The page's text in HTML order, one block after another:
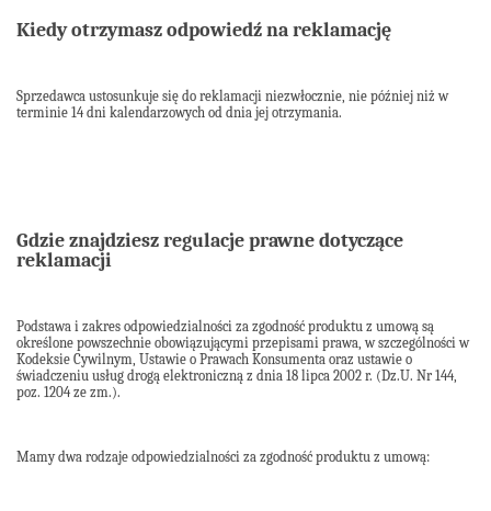
Kiedy otrzymasz odpowiedź na reklamację
Sprzedawca ustosunkuje się do reklamacji niezwłocznie, nie później niż w
terminie 14 dni kalendarzowych od dnia jej otrzymania.
Gdzie znajdziesz regulacje prawne dotyczące
reklamacji
Podstawa i zakres odpowiedzialności za zgodność produktu z umową są
określone powszechnie obowiązującymi przepisami prawa, w szczególności w
Kodeksie Cywilnym, Ustawie o Prawach Konsumenta oraz ustawie o
świadczeniu usług drogą elektroniczną z dnia 18 lipca 2002 r. (Dz.U. Nr 144,
poz. 1204 ze zm.).
Mamy dwa rodzaje odpowiedzialności za zgodność produktu z umową: